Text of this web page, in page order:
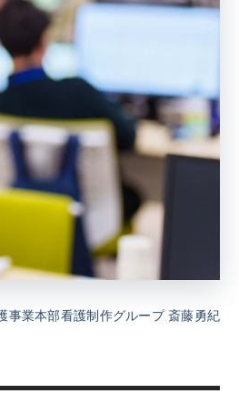
事業本部看護制作グループ 斎藤勇紀